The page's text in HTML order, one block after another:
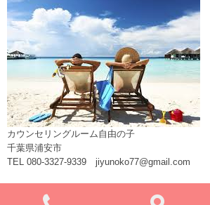
カウンセリングルーム自由の子
千葉県浦安市
TEL 080-3327-9339 jiyunoko77@gmail.com